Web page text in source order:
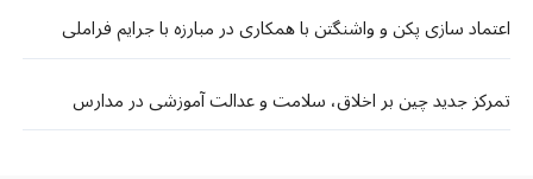
اعتماد سازی پکن و واشنگتن با همکاری در مبارزه با جرایم فراملی
تمرکز جدید چین بر اخلاق، سلامت و عدالت آموزشی در مدارس